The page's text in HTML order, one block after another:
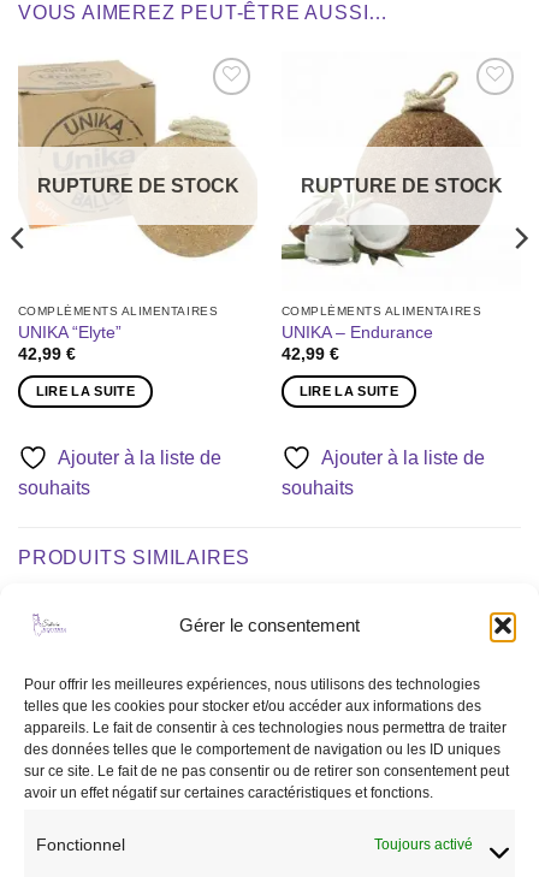
Gérer le consentement
Pour offrir les meilleures expériences, nous utilisons des technologies
telles que les cookies pour stocker et/ou accéder aux informations des
appareils. Le fait de consentir à ces technologies nous permettra de traiter
des données telles que le comportement de navigation ou les ID uniques
sur ce site. Le fait de ne pas consentir ou de retirer son consentement peut
avoir un effet négatif sur certaines caractéristiques et fonctions.
Fonctionnel Toujours activé
VOUS AIMEREZ PEUT-ÊTRE AUSSI…
à la liste
de
RUPTURE DE STOCK
COMPLÉMENTS ALIMENTAIRES
UNIKA “Elyte”
42,99 €
LIRE LA SUITE
Ajouter à la liste de
souhaits
à la liste
de
souhaits
RUPTURE DE STOCK
COMPLÉMENTS ALIMENTAIRES
UNIKA – Endurance
42,99 €
LIRE LA SUITE
Ajouter à la liste de
souhaits
PRODUITS SIMILAIRES
à la liste
de
souhaits
de
souhaits